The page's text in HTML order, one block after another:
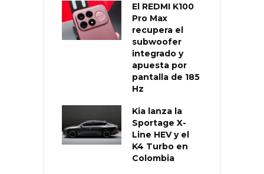
El REDMI K100
Pro Max
recupera el
subwoofer
integrado y
apuesta por
pantalla de 185
Hz
Kia lanza la
Sportage X-
Line HEV y el
K4 Turbo en
Colombia